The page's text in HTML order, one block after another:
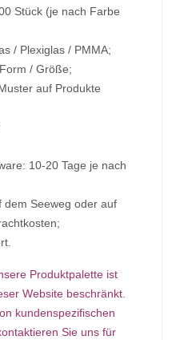
Stück (je nach Farbe
/ Plexiglas / PMMA;
/ Größe;
auf Produkte
10-20 Tage je nach
dem Seeweg oder auf
Produktpalette ist
Website beschränkt.
kundenspezifischen
Sie uns für